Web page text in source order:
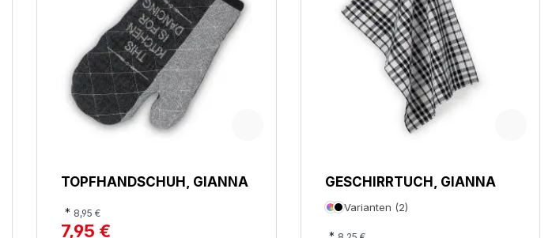
TOPFHANDSCHUH, GIANNA
* 8,95 €
7,95 €
GESCHIRRTUCH, GIANNA
Varianten (2)